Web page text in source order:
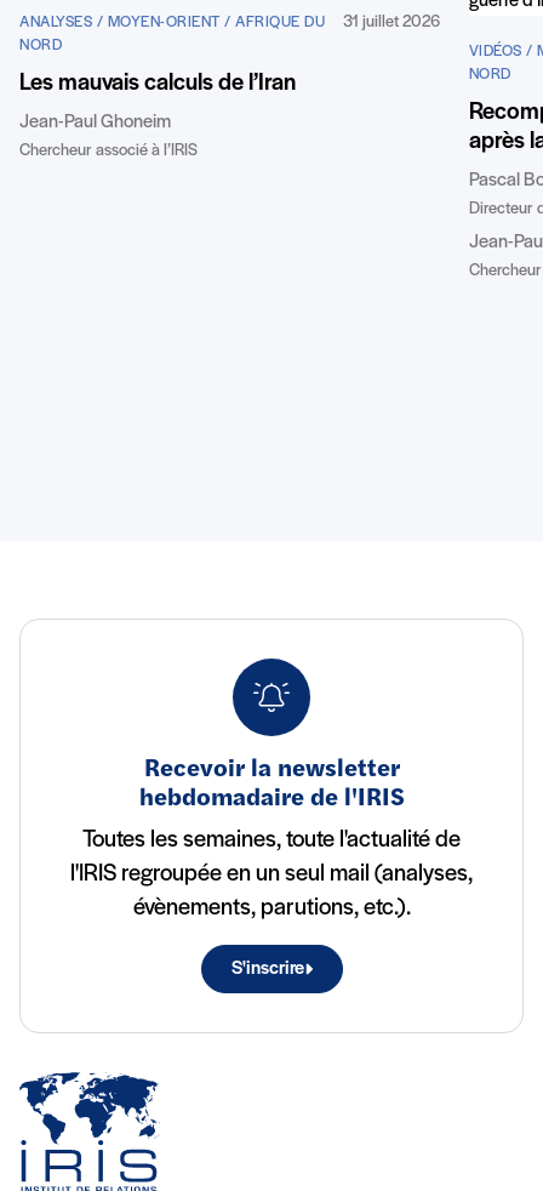
ANALYSES / MOYEN-ORIENT / AFRIQUE DU
NORD
31 juillet 2026
Les mauvais calculs de l’Iran
Jean-Paul Ghoneim
Chercheur associé à l’IRIS
VIDÉOS /
NORD
après
Pascal
Directeur
Jean-
Chercheur
Recevoir la newsletter
hebdomadaire de l'IRIS
Toutes les semaines, toute l'actualité de
l'IRIS regroupée en un seul mail (analyses,
évènements, parutions, etc.).
S'inscrire